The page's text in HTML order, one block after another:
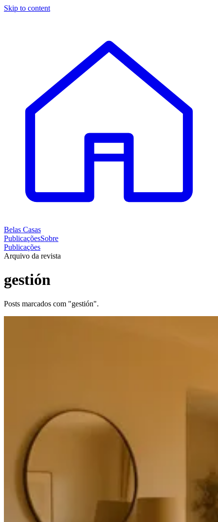
Skip to content
Belas Casas
PublicaçõesSobre
Publicações
Arquivo da revista
gestión
Posts marcados com "gestión".